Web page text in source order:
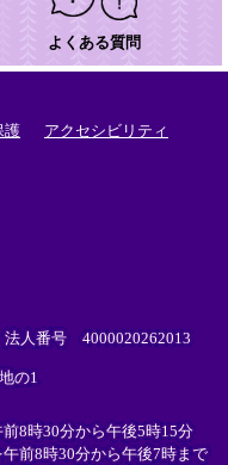
よくある質問
護 アクセシビリティ
法人番号 4000020262013
の1
8時30分から午後5時15分
前8時30分から午後7時まで